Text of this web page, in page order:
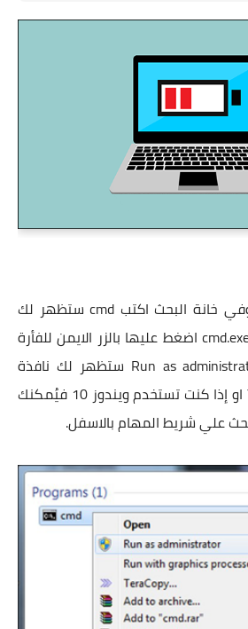
1- افتح قائمة start وفي خانة البحث اكتب cmd ستظهر لك
في اعلي نتائج البحث cmd.exe اضغط عليها بالزر الايمن للفأرة
واختار من القائمة Run as administrator ستظهر لك نافذة
صغيرة اضغط علي Yes او إذا كنت تستخدم ويندوز 10 فيُمكنك
علي شريط المهام بالاسفل.